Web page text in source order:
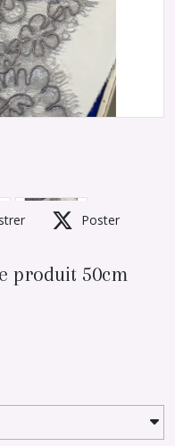
Poster
produit 50cm